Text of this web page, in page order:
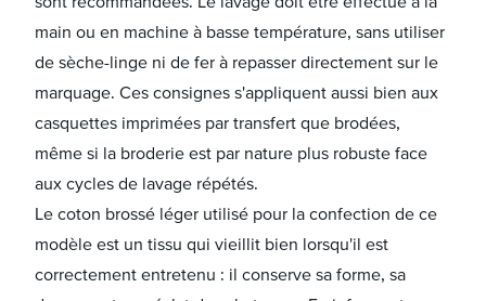
main ou en machine à basse température, sans utiliser
de sèche-linge ni de fer à repasser directement sur le
marquage. Ces consignes s'appliquent aussi bien aux
casquettes imprimées par transfert que brodées,
même si la broderie est par nature plus robuste face
aux cycles de lavage répétés.
Le coton brossé léger utilisé pour la confection de ce
modèle est un tissu qui vieillit bien lorsqu'il est
correctement entretenu : il conserve sa forme, sa